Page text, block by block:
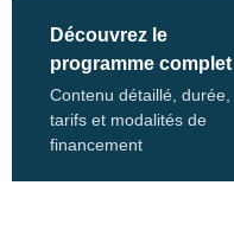
Découvrez le
programme complet
Contenu détaillé, durée,
tarifs et modalités de
financement